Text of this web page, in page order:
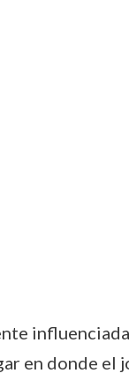
en donde el